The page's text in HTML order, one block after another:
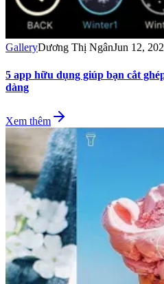
GalleryDương Thị NgânJun 12,
5 app hữu dụng giúp bạn cắt
dàng
Xem thêm